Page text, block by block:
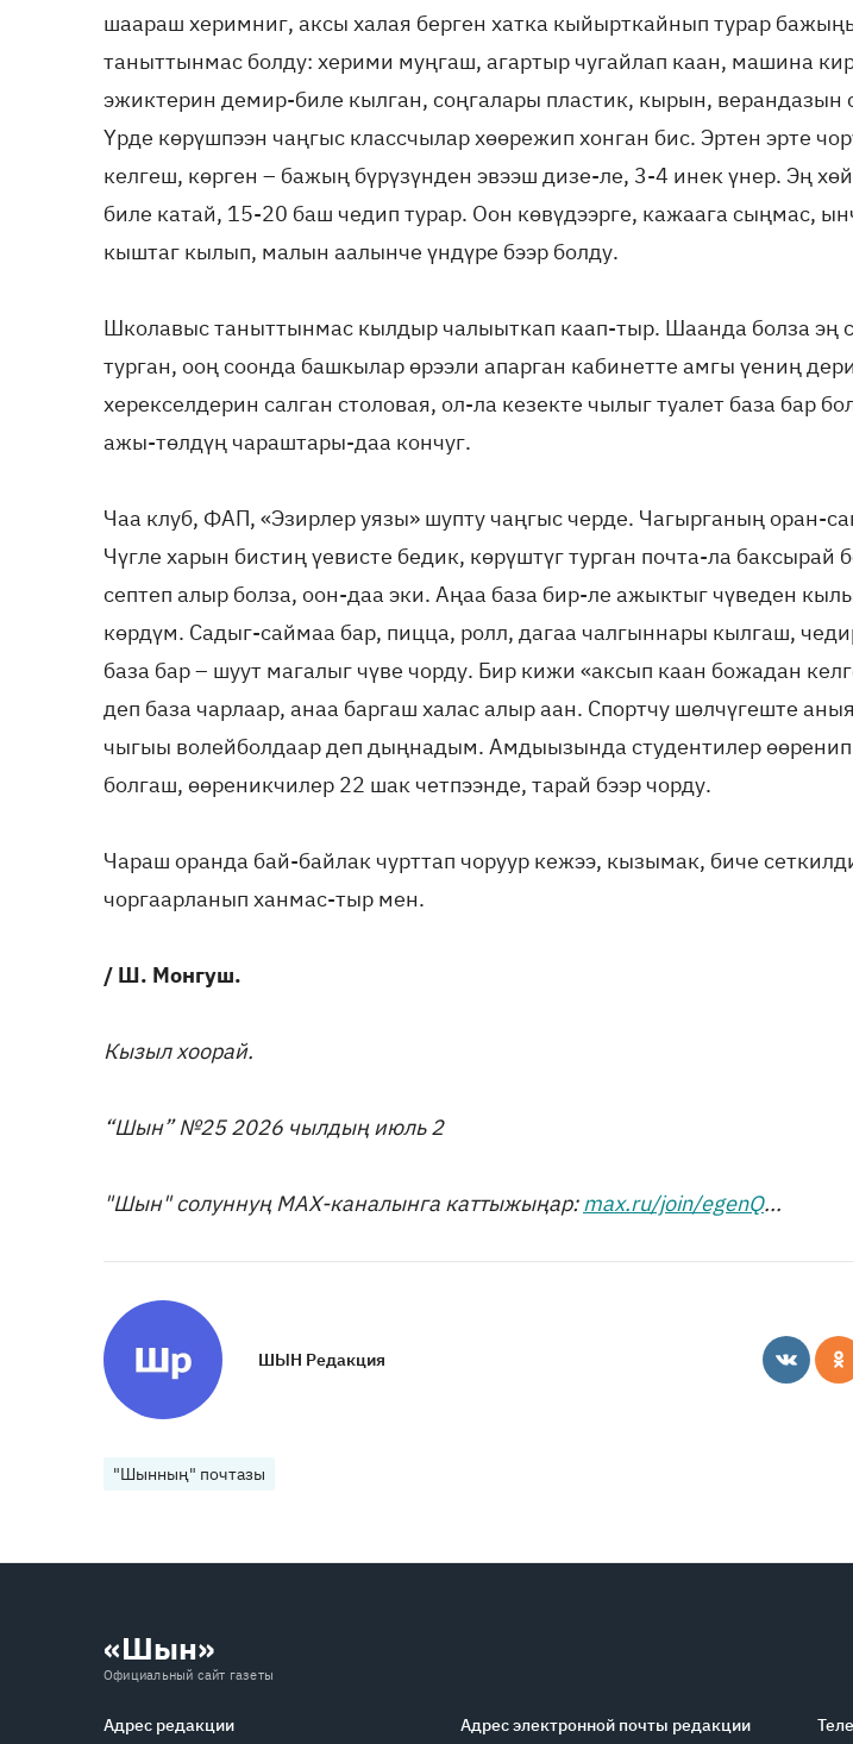
шаараш херимниг, аксы халая берген хатка кыйырткайнып турар
таныттынмас болду: херими муңгаш, агартыр чугайлап каан, машина
эжиктерин демир-биле кылган, соңгалары пластик, кырын, верандазын
Үрде көрүшпээн чаңгыс классчылар хөөрежип хонган бис. Эртен эрте
келгеш, көрген – бажың бүрүзүнден эвээш дизе-ле, 3-4 инек үнер. Эң
биле катай, 15-20 баш чедип турар. Оон көвүдээрге, кажаага сыңмас,
кыштаг кылып, малын аалынче үндүре бээр болду.
Школавыс таныттынмас кылдыр чалыыткап каап-тыр. Шаанда болза эң
турган, ооң соонда башкылар өрээли апарган кабинетте амгы үениң
херекселдерин салган столовая, ол-ла кезекте чылыг туалет база бар
ажы-төлдүң чараштары-даа кончуг.
Чаа клуб, ФАП, «Эзирлер уязы» шупту чаңгыс черде. Чагырганың оран-
Чүгле харын бистиң үевисте бедик, көрүштүг турган почта-ла баксырай
септеп алыр болза, оон-даа эки. Аңаа база бир-ле ажыктыг чүведен
көрдүм. Садыг-саймаа бар, пицца, ролл, дагаа чалгыннары кылгаш,
база бар – шуут магалыг чүве чорду. Бир кижи «аксып каан божадан
деп база чарлаар, анаа баргаш халас алыр аан. Спортчу шөлчүгеште
чыгыы волейболдаар деп дыңнадым. Амдыызында студентилер өөренип
болгаш, өөреникчилер 22 шак четпээнде, тарай бээр чорду.
Чараш оранда бай-байлак чурттап чоруур кежээ, кызымак, биче
чоргаарланып ханмас-тыр мен.
/ Ш. Монгуш.
Кызыл хоорай.
“Шын” №25 2026 чылдың июль 2
"Шын" солуннуң МАХ-каналынга каттыжыңар:max.ru/join/egenQ...
ШЫН Редакция
"Шынның" почтазы
«Шын»
Официальный сайт газеты
Адрес редакции
Адрес электронной почты редакции